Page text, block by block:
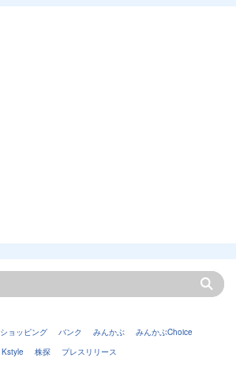
ショッピング バンク みんかぶ
みんかぶChoice
Kstyle
株探 プレスリリース